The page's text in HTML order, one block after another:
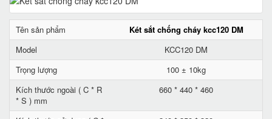
Tên sản phẩm
Két sắt chống cháy kcc120 DM
Model
KCC120 DM
Trọng lượng
100 ± 10kg
Kích thước ngoài ( C * R
* S ) mm
660 * 440 * 460